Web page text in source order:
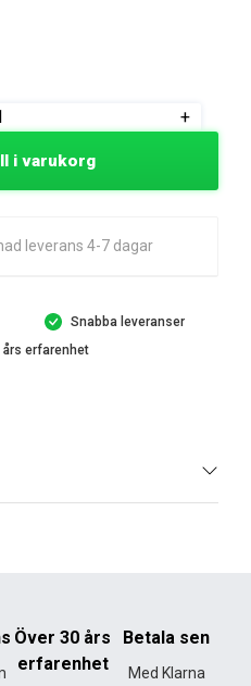
+
i varukorg
leverans 4-7 dagar
Snabba leveranser
års erfarenhet
Över 30 års
erfarenhet
Betala sen
Med Klarna